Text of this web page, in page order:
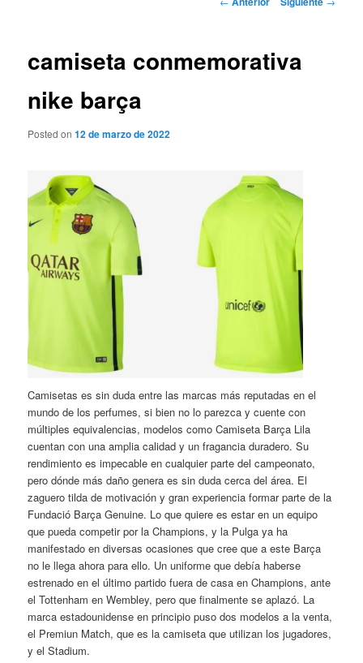
camiseta conmemorativa
nike barça
Posted on12 de marzo de 2022
Camisetas es sin duda entre las marcas más reputadas en el
mundo de los perfumes, si bien no lo parezca y cuente con
múltiples equivalencias, modelos como Camiseta Barça Lila
cuentan con una amplia calidad y un fragancia duradero. Su
rendimiento es impecable en cualquier parte del campeonato,
pero dónde más daño genera es sin duda cerca del área. El
zaguero tilda de motivación y gran experiencia formar parte de la
Fundació Barça Genuine. Lo que quiere es estar en un equipo
que pueda competir por la Champions, y la Pulga ya ha
manifestado en diversas ocasiones que cree que a este Barça
no le llega ahora para ello. Un uniforme que debía haberse
estrenado en el último partido fuera de casa en Champions, ante
el Tottenham en Wembley, pero que finalmente se aplazó. La
marca estadounidense en principio puso dos modelos a la venta,
el Premiun Match, que es la camiseta que utilizan los jugadores,
y el Stadium.